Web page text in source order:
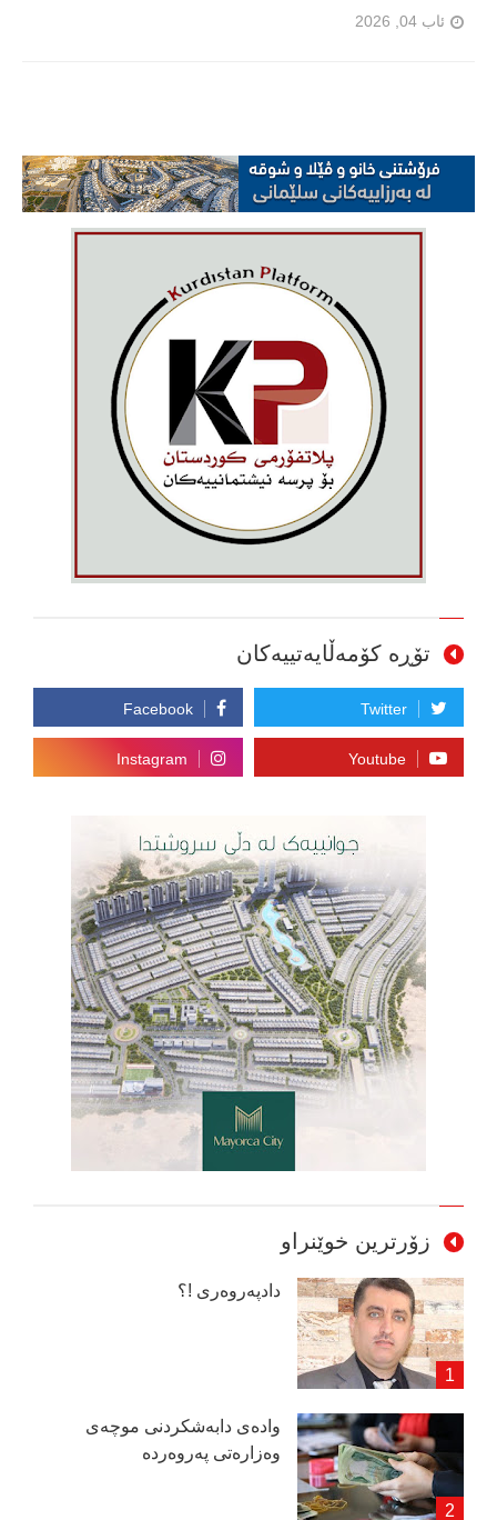
ئاب 04, 2026
تۆڕە کۆمەڵایەتییەکان
زۆرترین خوێنراو
دادپەروەری !؟
وادەی دابەشكردنی موچەی
وەزارەتی پەروەردە